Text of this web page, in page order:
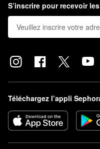
S’inscrire pour recevoir
Téléchargez l’appli